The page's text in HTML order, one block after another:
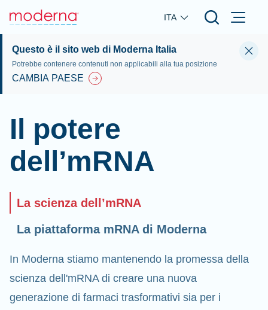
Skip to main content
ITA
Questo è il sito web di Moderna Italia
Potrebbe contenere contenuti non applicabili alla tua posizione
CAMBIA PAESE
Il potere
dell’mRNA
La scienza dell’mRNA
La piattaforma mRNA di Moderna
In Moderna stiamo mantenendo la promessa della
scienza dell'mRNA di creare una nuova
generazione di farmaci trasformativi sia per i